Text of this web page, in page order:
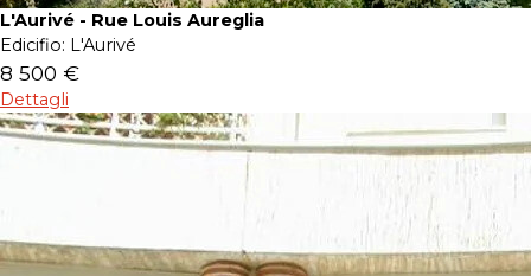
L'Aurivé - Rue Louis Aureglia
Edicifio: L'Aurivé
8 500 €
Dettagli